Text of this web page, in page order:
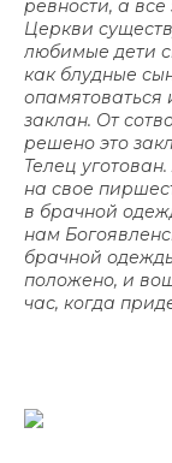
ревности, а
Церкви
любимые дети
как блудные
опамятоваться
заклан. От
решено это
Телец
на свое
в брачной
нам
брачной
положено, и
час, когда